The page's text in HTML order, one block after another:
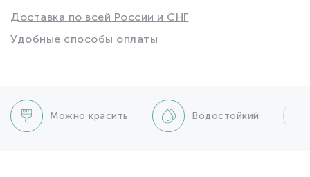
Доставка по всей России и СНГ
Удобные способы оплаты
Можно красить Водостойкий